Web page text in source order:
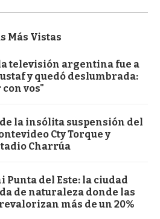
Más Vistas
televisión argentina fue a
y quedó deslumbrada:
vos"
de la insólita suspensión del
Cty Torque y
Charrúa
Punta del Este: la ciudad
de naturaleza donde las
más de un 20%